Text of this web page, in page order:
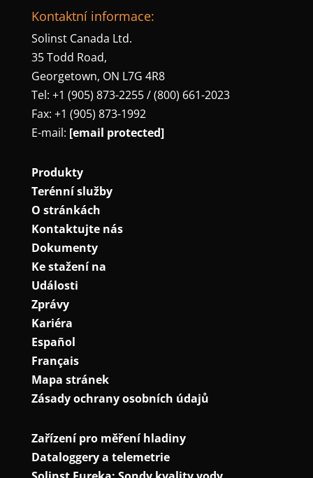
Kontaktní informace:
Solinst Canada Ltd.
35 Todd Road,
Georgetown, ON L7G 4R8
Tel: +1 (905) 873-2255 / (800) 661-2023
Fax: +1 (905) 873-1992
E-mail: [email protected]
Produkty
Terénní služby
O stránkách
Kontaktujte nás
Dokumenty
Ke stažení na
Události
Zprávy
Kariéra
Español
Français
Mapa stránek
Zásady ochrany osobních údajů
Zařízení pro měření hladiny
Dataloggery a telemetrie